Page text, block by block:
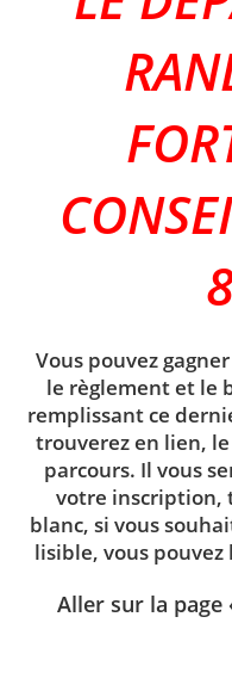
Vous pouvez
le règlement et le
remplissant ce
trouverez en lien,
parcours. Il vous
votre inscription,
blanc, si vous
lisible, vous
Aller sur la page